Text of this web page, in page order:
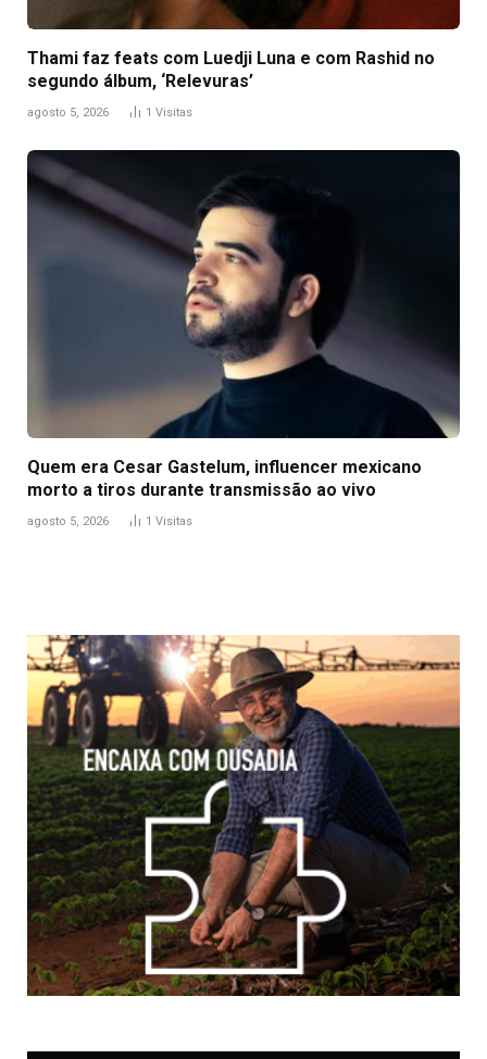
Thami faz feats com Luedji Luna e com Rashid no
segundo álbum, ‘Relevuras’
agosto 5, 2026 1 Visitas
Quem era Cesar Gastelum, influencer mexicano
morto a tiros durante transmissão ao vivo
agosto 5, 2026 1 Visitas